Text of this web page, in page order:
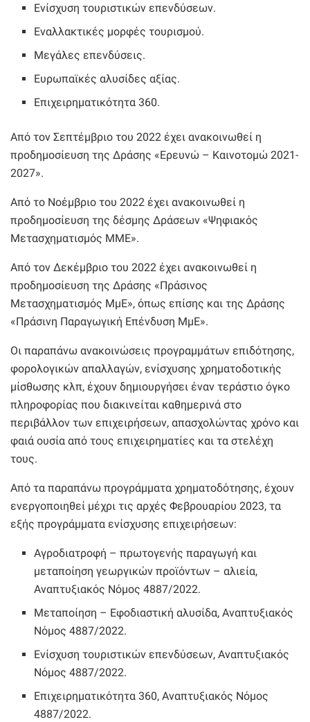
Ενίσχυση τουριστικών επενδύσεων.
Εναλλακτικές μορφές τουρισμού.
Μεγάλες επενδύσεις.
Ευρωπαϊκές αλυσίδες αξίας.
Επιχειρηματικότητα 360.
Aπό τον Σεπτέμβριο του 2022 έχει ανακοινωθεί η
προδημοσίευση της Δράσης «Ερευνώ – Καινοτομώ 2021-
2027».
Aπό το Νοέμβριο του 2022 έχει ανακοινωθεί η
προδημοσίευση της δέσμης Δράσεων «Ψηφιακός
Μετασχηματισμός ΜΜΕ».
Aπό τον Δεκέμβριο του 2022 έχει ανακοινωθεί η
προδημοσίευση της Δράσης «Πράσινος
Μετασχηματισμός ΜμΕ», όπως επίσης και της Δράσης
«Πράσινη Παραγωγική Επένδυση ΜμΕ».
Οι παραπάνω ανακοινώσεις προγραμμάτων επιδότησης,
φορολογικών απαλλαγών, ενίσχυσης χρηματοδοτικής
μίσθωσης κλπ, έχουν δημιουργήσει έναν τεράστιο όγκο
πληροφορίας που διακινείται καθημερινά στο
περιβάλλον των επιχειρήσεων, απασχολώντας χρόνο και
φαιά ουσία από τους επιχειρηματίες και τα στελέχη
τους.
Από τα παραπάνω προγράμματα χρηματοδότησης, έχουν
ενεργοποιηθεί μέχρι τις αρχές Φεβρουαρίου 2023, τα
εξής προγράμματα ενίσχυσης επιχειρήσεων:
Αγροδιατροφή – πρωτογενής παραγωγή και
μεταποίηση γεωργικών προϊόντων – αλιεία,
Αναπτυξιακός Νόμος 4887/2022.
Μεταποίηση – Εφοδιαστική αλυσίδα, Αναπτυξιακός
Νόμος 4887/2022.
Ενίσχυση τουριστικών επενδύσεων, Αναπτυξιακός
Νόμος 4887/2022.
Επιχειρηματικότητα 360, Αναπτυξιακός Νόμος
4887/2022.